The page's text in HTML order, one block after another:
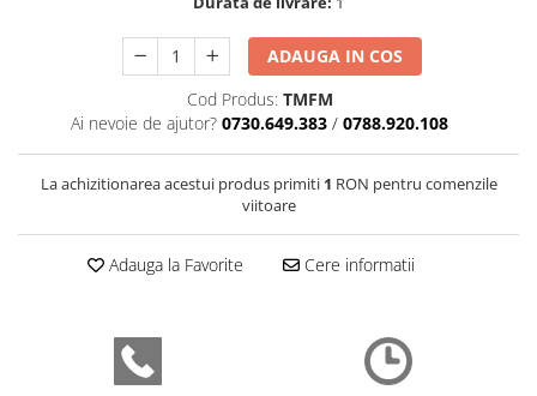
ADAUGA IN COS
Cod Produs: TMFM
Ai nevoie de ajutor? 0730.649.383 / 0788.920.108
La achizitionarea acestui produs primiti 1 RON pentru comenzile
viitoare
Adauga la Favorite Cere informatii